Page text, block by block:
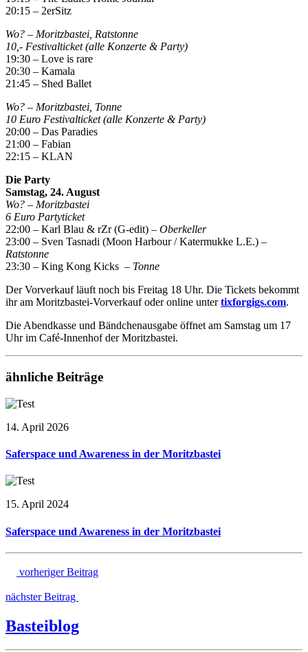
20:15 – 2erSitz
Wo? – Moritzbastei, Ratstonne
10,- Festivalticket (alle Konzerte & Party)
19:30 – Love is rare
20:30 – Kamala
21:45 – Shed Ballet
Wo? – Moritzbastei, Tonne
10 Euro Festivalticket (alle Konzerte & Party)
20:00 – Das Paradies
21:00 – Fabian
22:15 – KLAN
Die Party
Samstag, 24. August
Wo? – Moritzbastei
6 Euro Partyticket
22:00 – Karl Blau & rZr (G-edit) – Oberkeller
23:00 – Sven Tasnadi (Moon Harbour / Katermukke L.E.) –
Ratstonne
23:30 – King Kong Kicks – Tonne
Der Vorverkauf läuft noch bis Freitag 18 Uhr. Die Tickets bekommt
ihr am Moritzbastei-Vorverkauf oder online untertixforgigs.com.
Die Abendkasse und Bändchenausgabe öffnet am Samstag um 17
Uhr im Café-Innenhof der Moritzbastei.
ähnliche Beiträge
14. April 2026
Saferspace und Awareness in der Moritzbastei
15. April 2024
Saferspace und Awareness in der Moritzbastei
vorheriger Beitrag
nächster Beitrag
Basteiblog